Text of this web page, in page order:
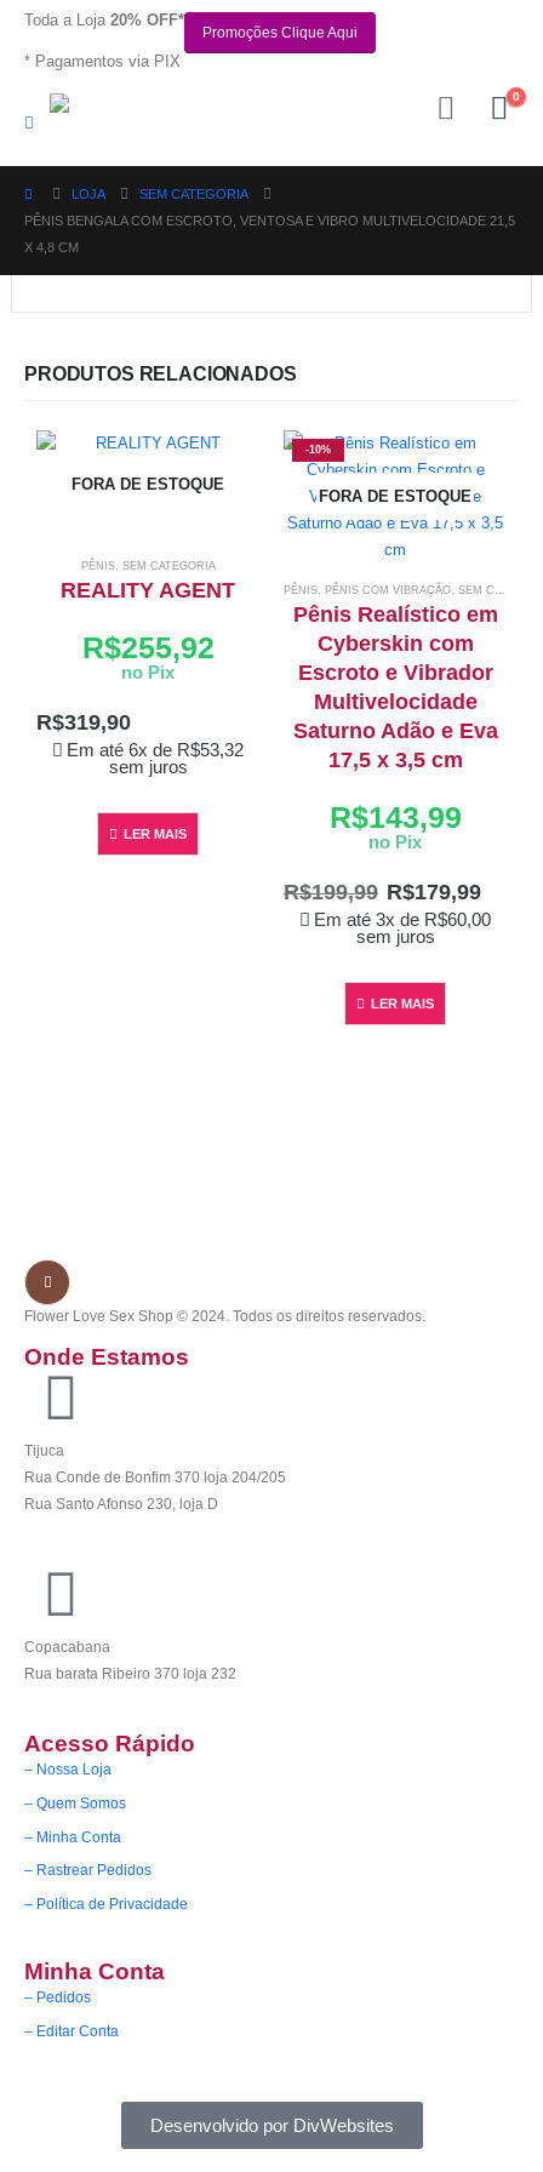
Toda a Loja 20% OFF*
Promoções Clique Aqui
* Pagamentos via PIX
0
LOJA
SEM CATEGORIA
PÊNIS BENGALA COM ESCROTO, VENTOSA E VIBRO MULTIVELOCIDADE 21,5
X 4,8 CM
PRODUTOS RELACIONADOS
FORA DE ESTOQUE
PÊNIS, SEM CATEGORIA
REALITY AGENT
R$319,90
Em até 6x de R$53,32
sem juros
R$255,92
no Pix
LER MAIS
-10%
FORA DE ESTOQUE
PÊNIS PÊNIS COM VIBRAÇÃO SEM CATEGORIA
Pênis Realístico em
Cyberskin com
Escroto e Vibrador
Multivelocidade
Saturno Adão e Eva
17,5 x 3,5 cm
R$199,99 R$179,99
Em até 3x de R$60,00
sem juros
R$143,99
no Pix
LER MAIS
Flower Love Sex Shop © 2024. Todos os direitos reservados.
Onde Estamos
Tijuca
Rua Conde de Bonfim 370 loja 204/205
Rua Santo Afonso 230, loja D
Copacabana
Rua barata Ribeiro 370 loja 232
Acesso Rápido
– Nossa Loja
– Quem Somos
– Minha Conta
– Rastrear Pedidos
– Política de Privacidade
Minha Conta
– Pedidos
– Editar Conta
Desenvolvido por DivWebsites